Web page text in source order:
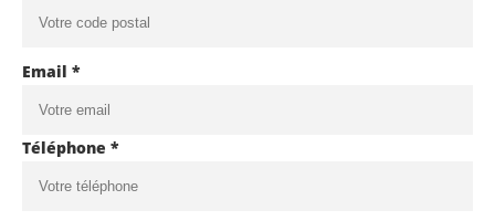
Email *
Téléphone *